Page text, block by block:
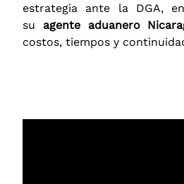
estrategia ante la DGA,
su agente aduanero
costos, tiempos y